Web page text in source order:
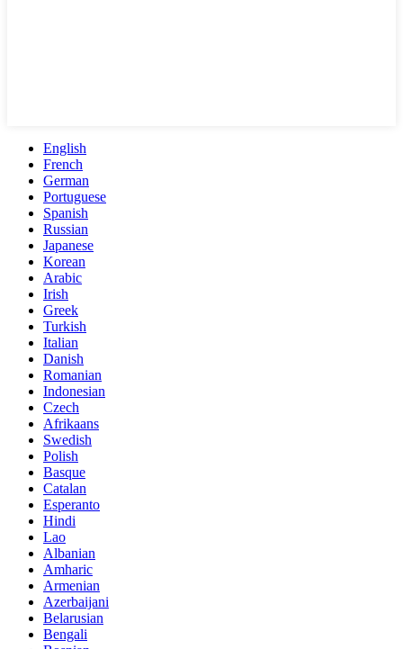
English
French
German
Portuguese
Spanish
Russian
Japanese
Korean
Arabic
Irish
Greek
Turkish
Italian
Danish
Romanian
Indonesian
Czech
Afrikaans
Swedish
Polish
Basque
Catalan
Esperanto
Hindi
Lao
Albanian
Amharic
Armenian
Azerbaijani
Belarusian
Bengali